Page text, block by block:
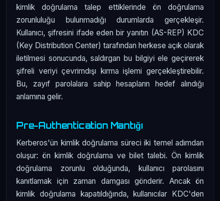
kimlik doğrulama talep ettiklerinde ön doğrulama
zorunluluğu bulunmadığı durumlarda gerçekleşir.
Kullanıcı, şifresini ifade eden bir yanıtın (AS-REP) KDC
(Key Distribution Center) tarafından herkese açık olarak
iletilmesi sonucunda, saldırgan bu bilgiyi ele geçirerek
şifreli veriyi çevrimdışı kırma işlemi gerçekleştirebilir.
Bu, zayıf parolalara sahip hesapların hedef alındığı
anlamına gelir.
Pre-Authentication Mantığı
Kerberos'ün kimlik doğrulama süreci iki temel adımdan
oluşur: ön kimlik doğrulama ve bilet talebi. Ön kimlik
doğrulama zorunlu olduğunda, kullanıcı parolasını
kanıtlamak için zaman damgası gönderir. Ancak ön
kimlik doğrulama kapatıldığında, kullanıcılar KDC'den